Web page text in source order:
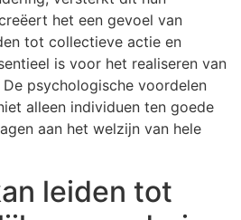
het een gevoel van
tot collectieve actie en
is voor het realiseren van
psychologische voordelen
alleen individuen ten goede
aan het welzijn van hele
leiden tot